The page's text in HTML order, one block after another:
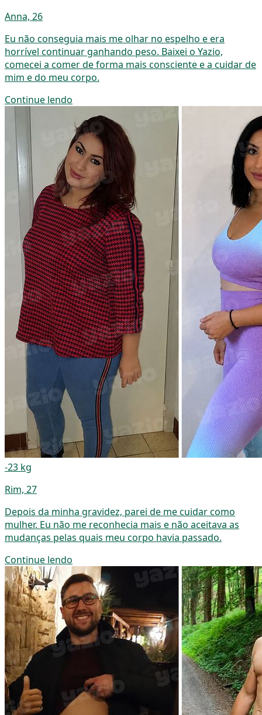
Anna, 26
Eu não conseguia mais me olhar no espelho e era
horrível continuar ganhando peso. Baixei o Yazio,
comecei a comer de forma mais consciente e a cuidar de
mim e do meu corpo.
Continue lendo
-23 kg
Rim, 27
Depois da minha gravidez, parei de me cuidar como
mulher. Eu não me reconhecia mais e não aceitava as
mudanças pelas quais meu corpo havia passado.
Continue lendo